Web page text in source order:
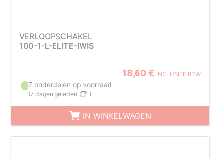
VERLOOPSCHAKEL
100-1-L-ELITE-IWIS
18,60 € INCLUSIEF BTW
7 onderdelen op voorraad
(7 dagen geleden )
IN WINKELWAGEN